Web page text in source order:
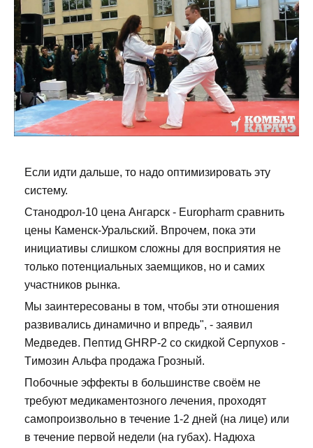
Если идти дальше, то надо оптимизировать эту
систему.
Станодрол-10 цена Ангарск - Europharm сравнить
цены Каменск-Уральский. Впрочем, пока эти
инициативы слишком сложны для восприятия не
только потенциальных заемщиков, но и самих
участников рынка.
Мы заинтересованы в том, чтобы эти отношения
развивались динамично и впредь", - заявил
Медведев. Пептид GHRP-2 со скидкой Серпухов -
Tимозин Альфа продажа Грозный.
Побочные эффекты в большинстве своём не
требуют медикаментозного лечения, проходят
самопроизвольно в течение 1-2 дней (на лице) или
в течение первой недели (на губах). Надюха